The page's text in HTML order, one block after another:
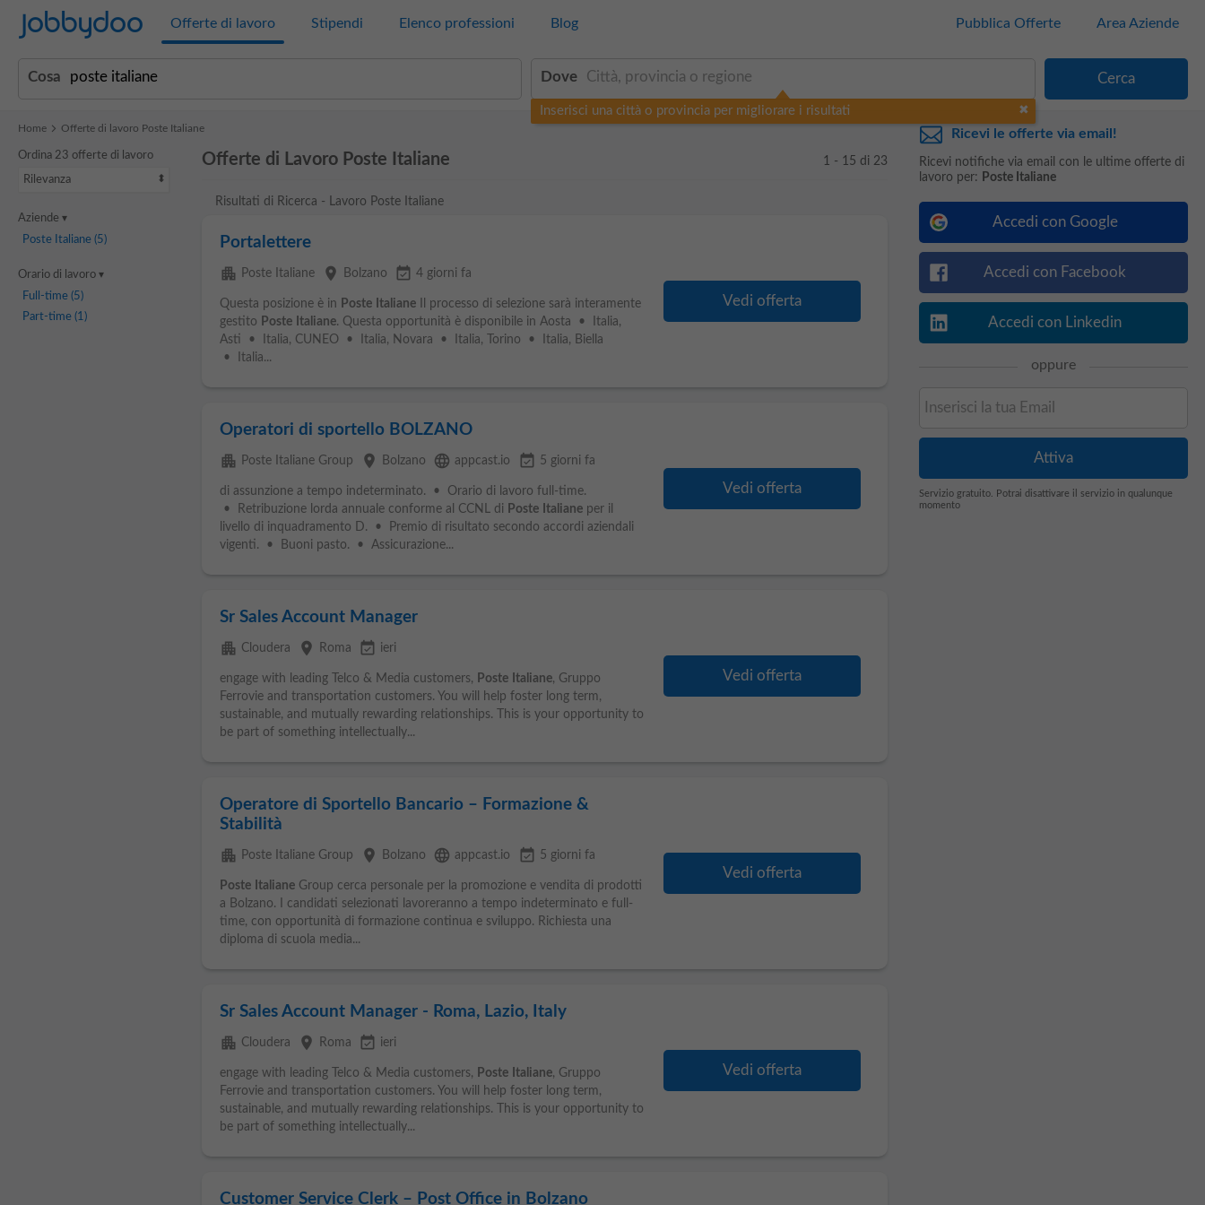
Jobbydoo Offerte di lavoro Stipendi Elenco professioni Blog Pubblica Offerte Area Aziende
Cosa Dove
Inserisci una città o provincia per migliorare i risultati
Home Offerte di lavoro Poste Italiane
Ordina 23 offerte di lavoro
Rilevanza
Aziende
Poste Italiane(5)
Orario di lavoro
Full-time(5)
Part-time(1)
Offerte di Lavoro Poste Italiane 1 - 15 di 23
Risultati di Ricerca - Lavoro Poste Italiane
Portalettere
apartment Poste Italiane place Bolzano event_available 4 giorni fa
Questa posizione è in Poste ItalianeIl processo di selezione sarà interamente
gestito Poste Italiane. Questa opportunità è disponibile in Aosta • Italia,
Asti • Italia, CUNEO • Italia, Novara • Italia, Torino • Italia, Biella
• Italia...
Vedi offerta
Operatori di sportello BOLZANO
apartment Poste Italiane Group place Bolzano language appcast.io event_available 5 giorni fa
di assunzione a tempo indeterminato. • Orario di lavoro full-time.
• Retribuzione lorda annuale conforme al CCNL di Poste Italianeper il
livello di inquadramento D. • Premio di risultato secondo accordi aziendali
vigenti. • Buoni pasto. • Assicurazione...
Vedi offerta
Sr Sales Account Manager
apartment Cloudera place Roma event_available ieri
engage with leading Telco & Media customers, Poste Italiane, Gruppo
Ferrovie and transportation customers. You will help foster long term,
sustainable, and mutually rewarding relationships. This is your opportunity to
be part of something intellectually...
Vedi offerta
Operatore di Sportello Bancario – Formazione &
Stabilità
apartment Poste Italiane Group place Bolzano language appcast.io event_available 5 giorni fa
Poste ItalianeGroup cerca personale per la promozione e vendita di prodotti
a Bolzano. I candidati selezionati lavoreranno a tempo indeterminato e full-
time, con opportunità di formazione continua e sviluppo. Richiesta una
diploma di scuola media...
Vedi offerta
Sr Sales Account Manager - Roma, Lazio, Italy
apartment Cloudera place Roma event_available ieri
engage with leading Telco & Media customers, Poste Italiane, Gruppo
Ferrovie and transportation customers. You will help foster long term,
sustainable, and mutually rewarding relationships. This is your opportunity to
be part of something intellectually...
Vedi offerta
Customer Service Clerk – Post Office in Bolzano
Ricevi le offerte via email!
Ricevi notifiche via email con le ultime offerte di
lavoro per: Poste Italiane
Accedi con Google
Accedi con Facebook
Accedi con Linkedin
oppure
Servizio gratuito. Potrai disattivare il servizio in qualunque
momento